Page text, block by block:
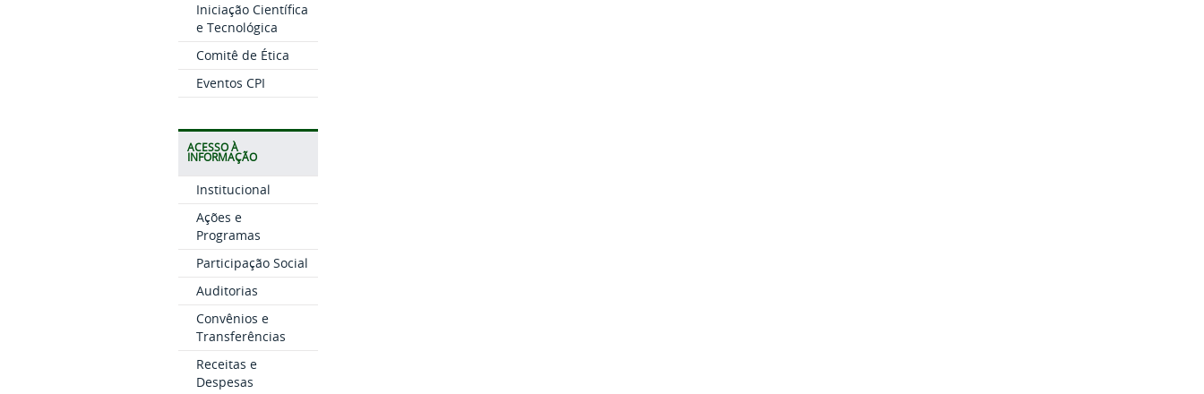
Iniciação Científica
e Tecnológica
Comitê de Ética
Eventos CPI
ACESSO À
INFORMAÇÃO
Institucional
Ações e
Programas
Participação Social
Auditorias
Convênios e
Transferências
Receitas e
Despesas